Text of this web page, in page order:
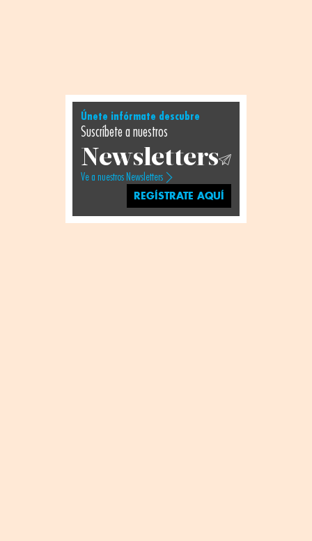
Únete infórmate descubre
Suscríbete a nuestros
Newsletters
Ve a nuestros Newsletters
REGÍSTRATE AQUÍ